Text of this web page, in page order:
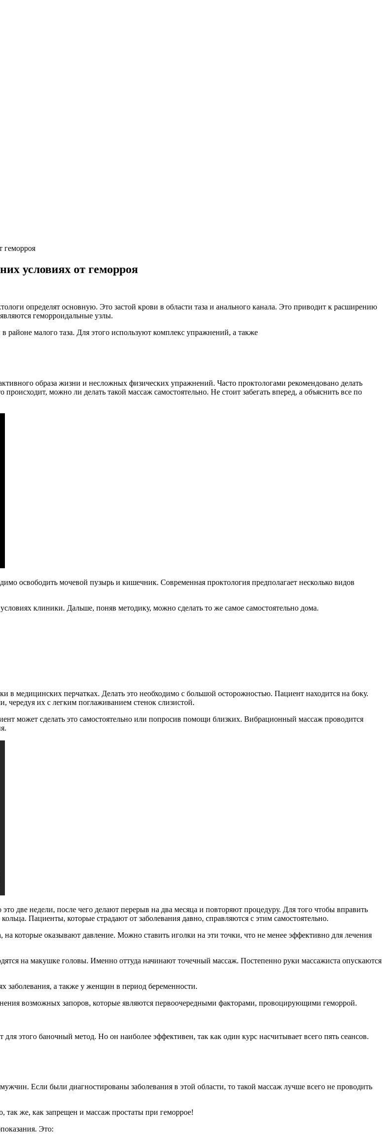
геморроя
условиях от геморроя
определят основную. Это застой крови в области таза и анального канала. Это приводит к расширению
геморроидальные узлы.
районе малого таза. Для этого используют комплекс упражнений, а также
образа жизни и несложных физических упражнений. Часто проктологами рекомендовано делать
можно ли делать такой массаж самостоятельно. Не стоит забегать вперед, а объяснить все по
освободить мочевой пузырь и кишечник. Современная проктология предполагает несколько видов
клиники. Дальше, поняв методику, можно сделать то же самое самостоятельно дома.
в медицинских перчатках. Делать это необходимо с большой осторожностью. Пациент находится на боку.
чередуя их с легким поглаживанием стенок слизистой.
может сделать это самостоятельно или попросив помощи близких. Вибрационный массаж проводится
две недели, после чего делают перерыв на два месяца и повторяют процедуру. Для того чтобы вправить
Пациенты, которые страдают от заболевания давно, справляются с этим самостоятельно.
которые оказывают давление. Можно ставить иголки на эти точки, что не менее эффективно для лечения
на макушке головы. Именно оттуда начинают точечный массаж. Постепенно руки массажиста опускаются
заболевания, а также у женщин в период беременности.
возможных запоров, которые являются первоочередными факторами, провоцирующими геморрой.
этого баночный метод. Но он наиболее эффективен, так как один курс насчитывает всего пять сеансов.
Если были диагностированы заболевания в этой области, то такой массаж лучше всего не проводить
так же, как запрещен и массаж простаты при геморрое!
Это: